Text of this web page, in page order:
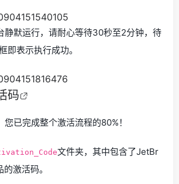
静默运行，请耐心等待30秒至2分钟，待
即表示执行成功。
码
已完成整个激活流程的80%！
文件夹，其中包含了JetBr
激活码。